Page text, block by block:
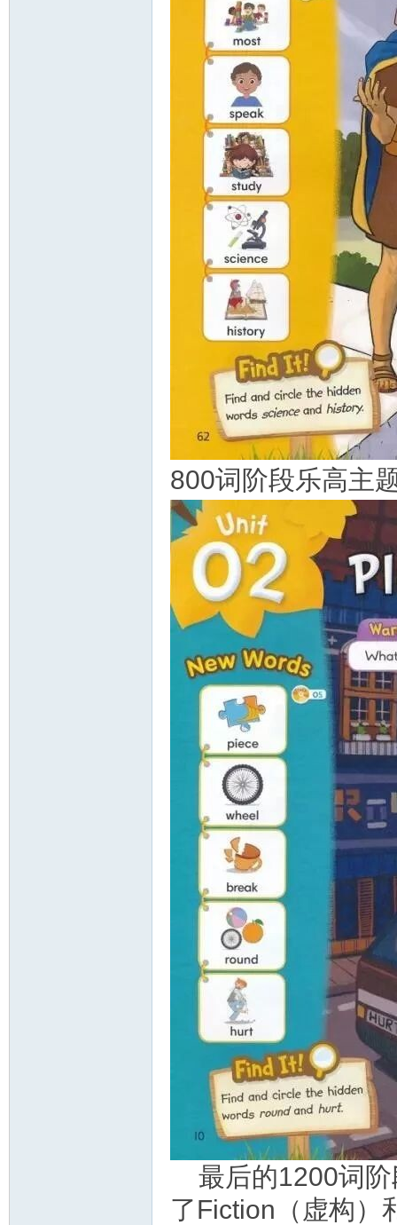
800词阶段乐高主
最后的1200词
了Fiction（虚构）